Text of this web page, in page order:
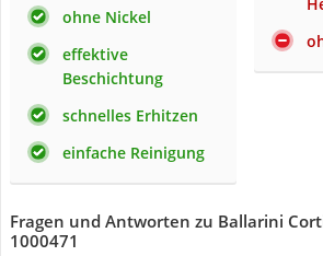
ohne Nickel
effektive
Beschichtung
schnelles Erhitzen
einfache Reinigung
Fragen und Antworten zu Ballarini
1000471